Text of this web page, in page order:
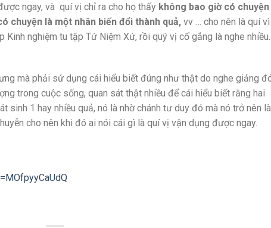
ngay, và quí vị chỉ ra cho họ thấy không bao giờ có chuyện
chuyện là một nhân biến đổi thành quả, vv … cho nên là quí vì
nghiệm tu tập Tứ Niệm Xứ, rồi quý vị cố gắng là nghe
mà phải sử dụng cái hiểu biết đúng như thật do nghe giảng
trong cuộc sống, quan sát thật nhiều để cái hiểu biết rằng hai
sinh 1 hay nhiều quả, nó là nhờ chánh tư duy đó mà nó trở nên là
cho nên khi đó ai nói cái gì là quí vị vận dụng được ngay.